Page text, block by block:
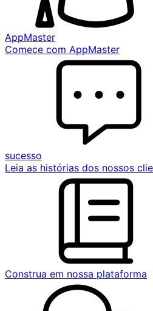
AppMaster
Comece com AppMaster
sucesso
Leia as histórias dos nossos
Construa em nossa plataforma